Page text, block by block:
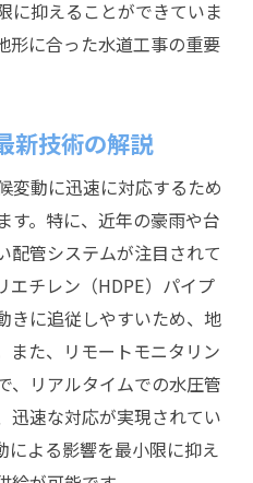
に抑えることができていま
形に合った水道工事の重要
新技術の解説
変動に迅速に対応するため
す。特に、近年の豪雨や台
配管システムが注目されて
エチレン（HDPE）パイプ
きに追従しやすいため、地
また、リモートモニタリン
、リアルタイムでの水圧管
迅速な対応が実現されてい
による影響を最小限に抑え